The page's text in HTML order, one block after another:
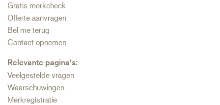
Gratis merkcheck
Offerte aanvragen
Bel me terug
Contact opnemen
Relevante pagina's:
Veelgestelde vragen
Waarschuwingen
Merkregistratie